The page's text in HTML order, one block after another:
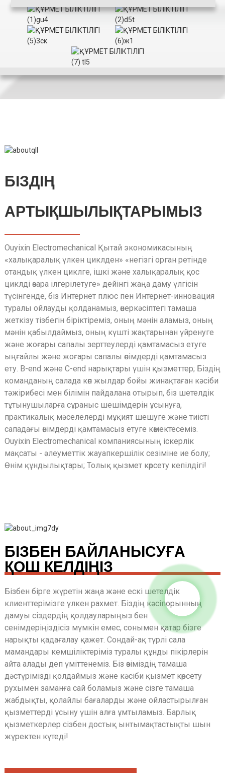
БІЗДІҢ
АРТЫҚШЫЛЫҚТАРЫМЫЗ
Ouyixin Electromechanical Қытай экономикасының
«халықаралық үлкен циклден» «негізгі орган ретінде
отандық үлкен циклге, ішкі және халықаралық қос
циклді өзара ілгерілетуге» дейінгі жаңа даму үлгісін
түсінгенде, біз Интернет плюс пен Интернет-инновация
туралы ойлауды қолданамыз, өнеркәсіптегі тамаша
жеткізу тізбегін біріктіреміз, оның мәнін аламыз, оның
мәнін қабылдаймыз, оның күшті жақтарынан үйренуге
және жоғары сапалы зерттеулерді қамтамасыз етуге
ыңғайлы және жоғары сапалы өнімдерді қамтамасыз
ету. B-end және C-end нарықтары үшін қызметтер; Біздің
команданың салада көп жылдар бойы жинақтаған кәсіби
тәжірибесі мен білімін пайдалана отырып, біз шетелдік
тұтынушыларға сұраныс шешімдерін ұсынуға,
практикалық мәселелерді мұқият шешуге және тиісті
сападағы өнімдерді қамтамасыз етуге көмектесеміз.
Ouyixin Electromechanical компаниясының іскерлік
мақсаты - әлеуметтік жауапкершілік сезіміне ие болу;
Өнім құндылықтары; Толық қызмет көрсету кепілдігі!
БІЗБЕН БАЙЛАНЫСУҒА
ҚОШ КЕЛДІҢІЗ
Бізбен бірге жүретін жаңа және ескі шетелдік
клиенттерімізге үлкен рахмет. Біздің кәсіпорынның
дамуы сіздердің қолдауларыңыз бен
сенімдеріңіздісіз мүмкін емес, сонымен қатар бізге
нарықты қадағалау қажет. Сондай-ақ түрлі сала
мамандары кемшіліктеріміз туралы құнды пікірлерін
айта алады деп үміттенеміз. Біз өзіміздің тамаша
дәстүрімізді қолдаймыз және кәсіби қызмет көрсету
рухымен заманға сай боламыз және сізге тамаша
жабдықты, қолайлы бағаларды және ойластырылған
қызметтерді ұсыну үшін алға ұмтыламыз. Барлық
қызметкерлер сізбен достық ынтымақтастықты шын
жүректен күтеді!